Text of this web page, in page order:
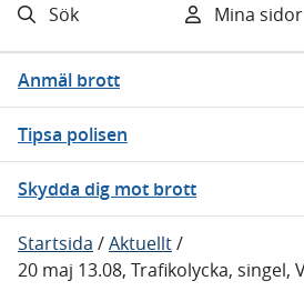
Sök Mina sidor
Anmäl brott
Tipsa polisen
Skydda dig mot brott
Startsida /Aktuellt/
20 maj 13.08, Trafikolycka, singel,